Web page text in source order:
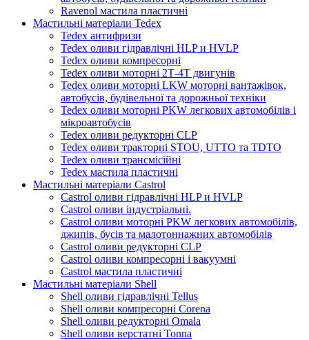
Ravenol мастила пластичні
Мастильні матеріали Tedex
Tedex антифризи
Tedex оливи гідравлічні HLP и HVLP
Tedex оливи компресорні
Tedex оливи моторні 2Т-4Т двигунів
Tedex оливи моторні LKW моторні вантажівок,
автобусів, будівельної та дорожньої техніки
Tedex оливи моторні PKW легкових автомобілів і
мікроавтобусів
Tedex оливи редукторні CLP
Tedex оливи тракторні STOU, UTTO та TDTO
Tedex оливи трансмісійні
Tedex мастила пластичні
Мастильні матеріали Castrol
Castrol оливи гідравлічні HLP и HVLP
Castrol оливи індустріальні.
Castrol оливи моторні PKW легкових автомобілів,
джипів, бусів та малотоннажних автомобілів
Castrol оливи редукторні CLP
Castrol оливи компресорні і вакуумні
Castrol мастила пластичні
Мастильні матеріали Shell
Shell оливи гідравлічні Tellus
Shell оливи компресорні Corena
Shell оливи редукторні Omala
Shell оливи верстатні Tonna